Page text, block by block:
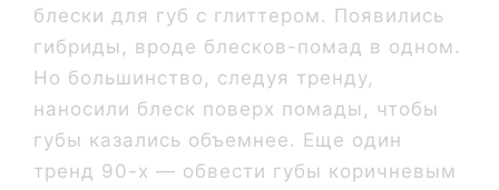
блески для губ с глиттером. Появились
гибриды, вроде блесков-помад в одном.
Но большинство, следуя тренду,
наносили блеск поверх помады, чтобы
губы казались объемнее. Еще один
тренд 90-х — обвести губы коричневым